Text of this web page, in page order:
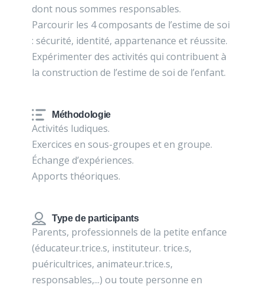
dont nous sommes responsables.
Parcourir les 4 composants de l’estime de soi
: sécurité, identité, appartenance et réussite.
Expérimenter des activités qui contribuent à
la construction de l’estime de soi de l’enfant.
Méthodologie
Activités ludiques.
Exercices en sous-groupes et en groupe.
Échange d’expériences.
Apports théoriques.
Type de participants
Parents, professionnels de la petite enfance
(éducateur.trice.s, instituteur. trice.s,
puéricultrices, animateur.trice.s,
responsables,...) ou toute personne en